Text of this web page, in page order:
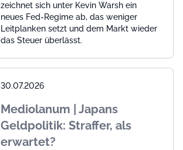
zeichnet sich unter Kevin Warsh ein
neues Fed-Regime ab, das weniger
Leitplanken setzt und dem Markt wieder
das Steuer überlässt.
30.07.2026
Mediolanum | Japans
Geldpolitik: Straffer, als
erwartet?